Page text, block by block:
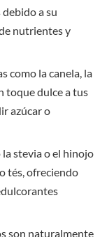
a su
nutrientes y
como la canela, la
toque dulce a tus
azúcar o
la stevia o el hinojo
tés, ofreciendo
son naturalmente